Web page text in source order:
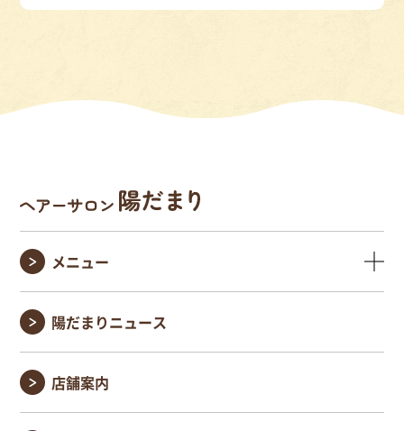
メニュー
陽だまりニュース
店舗案内